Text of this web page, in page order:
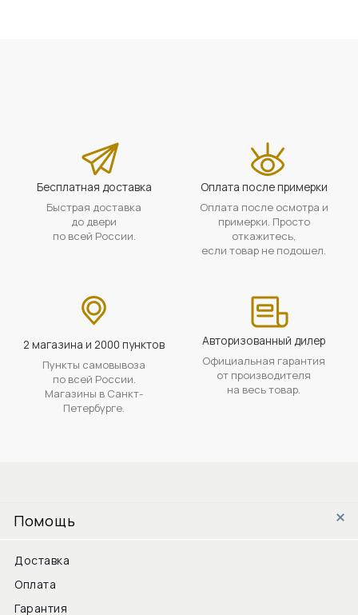
Бесплатная доставка
Быстрая доставка
до двери
по всей России.
Оплата после примерки
Оплата после осмотра и
примерки. Просто
откажитесь,
если товар не подошел.
2 магазина и 2000 пунктов
Пункты самовывоза
по всей России.
Магазины в Санкт-
Петербурге.
Авторизованный дилер
Официальная гарантия
от производителя
на весь товар.
Помощь
Доставка
Оплата
Гарантия